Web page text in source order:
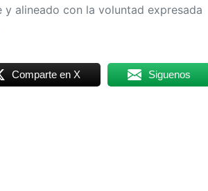
alineado con la voluntad expresada
Comparte en X Siguenos